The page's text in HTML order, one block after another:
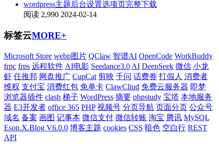
wordpress主题后台设置选项页完整下载
阅读 2,990 2024-02-14
标签云MORE+
Microsoft Store webp图片 QClaw 智谱AI OpenCode WorkBuddy
frpc frps 远程软件 AI电影 Seedance3.0 AI DeepSeek 微信 小龙
虾 任推邦 网盘推广 CupCat 剪映 千问 话费券 打假人 消费者
维权 支付宝 消费红包 免单卡 ClawCliud 免费云服务器 即梦
浏览器插件 clash 梯子 WordPress 摘要 phpstudy 宝塔 本地服务
器 E3开发者 office 365 PHP 视频号 分页导航 页面分页 公众号
域名 备案 画图 记事本 微信支付 微信转账 淘宝 腾讯 MySQL
Eson.X.Blog V6.0.0 博客主题 cookies CSS 暗色 空白行 REST
API